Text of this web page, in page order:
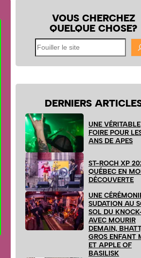
VOUS CHERCHEZ
QUELQUE CHOSE?
Fouiller
le
site
DERNIERS
UNE VÉRITABLE
FOIRE POUR
ANS DE APES
ST-ROCH XP
QUÉBEC EN
DÉCOUVERTE
UNE
SUDATION AU
SOL DU
AVEC MOURIR
DEMAIN,
GROS ENFANT
ET APPLE OF
BASILISK